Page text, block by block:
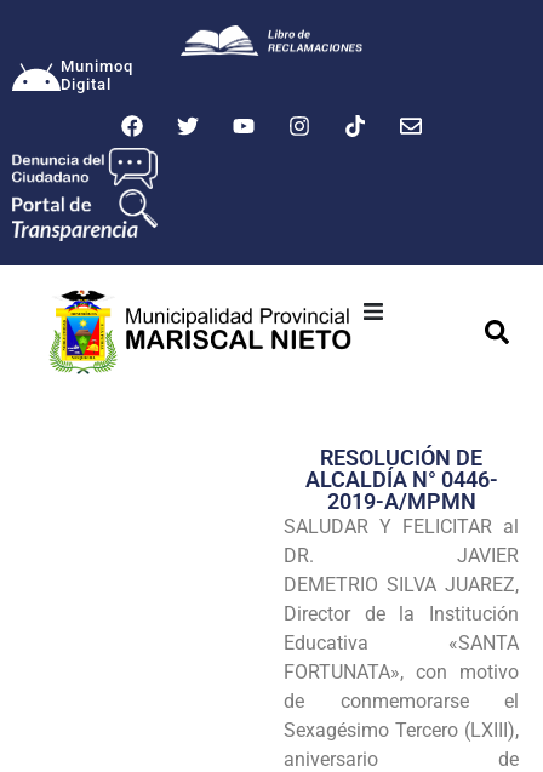
Munimoq
Digital
Transparencia
Seguridad
Programas
Intranet
RESOLUCIÓN DE
ALCALDÍA N° 0446-
2019-A/MPMN
SALUDAR Y FELICITAR al
DR. JAVIER
DEMETRIO SILVA JUAREZ,
Director de la Institución
Educativa «SANTA
FORTUNATA», con motivo
de conmemorarse el
Sexagésimo Tercero (LXIII),
aniversario de